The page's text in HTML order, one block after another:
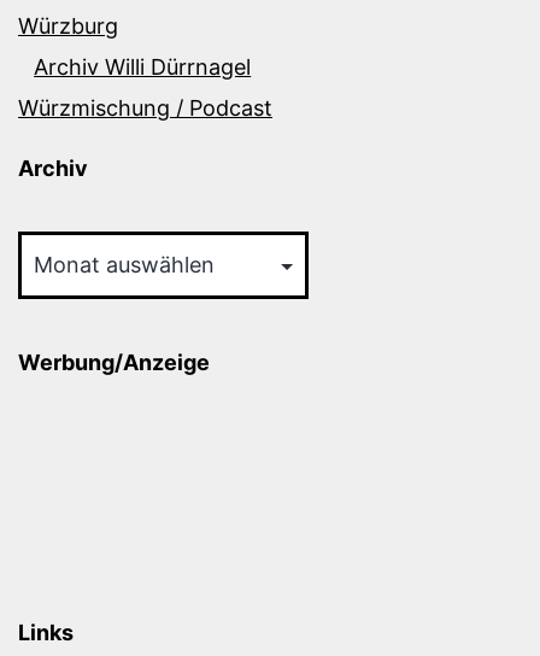
Würzburg
Archiv Willi Dürrnagel
Würzmischung / Podcast
Archiv
Werbung/Anzeige
Links